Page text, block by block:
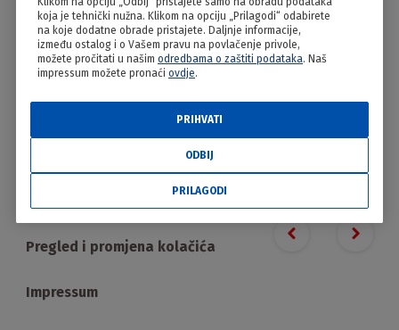
Previous slide
Next
Pregled i promjena kolačića
Impressum
koja je tehnički nužna. Klikom na opciju „Prilagodi“ odabirete
na koje dodatne obrade pristajete. Daljnje informacije,
između ostalog i o Vašem pravu na povlačenje privole,
možete pročitati u našim odredbama o zaštiti podataka. Naš
impressum možete pronaći ovdje.
ODBIJ
PRIHVATI
PRILAGODI